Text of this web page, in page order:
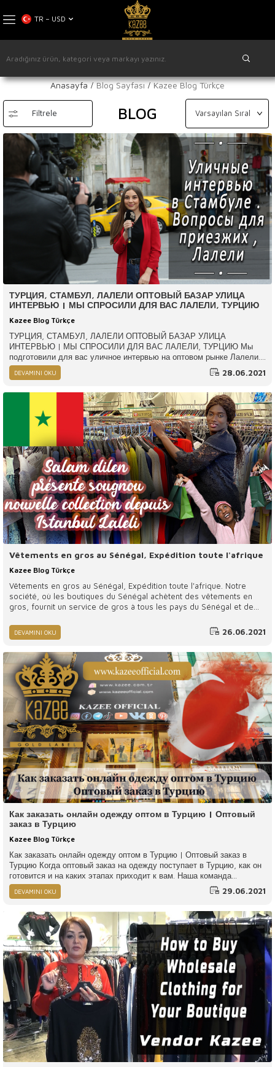
TR − USD
Anasayfa Blog Sayfası Kazee Blog Türkçe
Filtrele BLOG
ТУРЦИЯ, СТАМБУЛ, ЛАЛЕЛИ ОПТОВЫЙ БАЗАР УЛИЦА
ИНТЕРВЬЮ | МЫ СПРОСИЛИ ДЛЯ ВАС ЛАЛЕЛИ, ТУРЦИЮ
Kazee Blog Türkçe
ТУРЦИЯ, СТАМБУЛ, ЛАЛЕЛИ ОПТОВЫЙ БАЗАР УЛИЦА
ИНТЕРВЬЮ | МЫ СПРОСИЛИ ДЛЯ ВАС ЛАЛЕЛИ, ТУРЦИЮ Мы
подготовили для вас уличное интервью на оптовом рынке Лалели.
Мы спросили наших клиентов, которые приехали в Турцию, и вас,
которые посетили Стамбул Лалели; Как жизнь в Турции? Как вести
DEVAMINI OKU 28.06.2021
Vêtements en gros au Sénégal, Expédition toute l'afrique
Kazee Blog Türkçe
Vêtements en gros au Sénégal, Expédition toute l'afrique. Notre
société, où les boutiques du Sénégal achètent des vêtements en
gros, fournit un service de gros à tous les pays du Sénégal et de
DEVAMINI OKU 26.06.2021
Как заказать онлайн одежду оптом в Турцию | Оптовый
заказ в Турцию
Kazee Blog Türkçe
Как заказать онлайн одежду оптом в Турцию | Оптовый заказ в
Турцию Когда оптовый заказ на одежду поступает в Турцию, как он
готовится и на каких этапах приходит к вам. Наша команда
подготовила видео, где вы можете увидеть все процессы для вас.
После того, как наши друзья завершат ваши оптовые онлайн-
компанией.
DEVAMINI OKU 29.06.2021